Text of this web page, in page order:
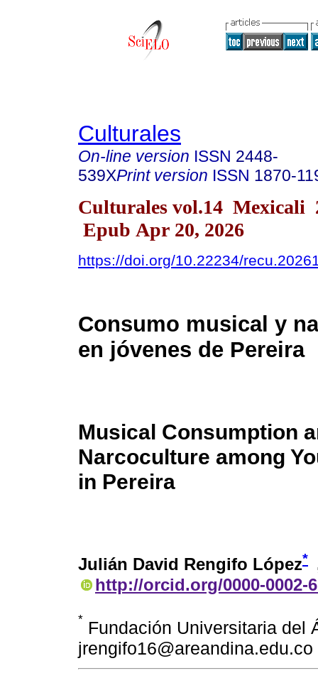
Culturales
On-line version ISSN 2448-
539XPrint version ISSN 1870-
Culturales vol.14 Mexicali
Epub Apr 20, 2026
https://doi.org/10.22234/
Consumo musical y
en jóvenes de Pereira
Musical Consumption
Narcoculture among
in Pereira
Julián David Rengifo López*
http://orcid.org/0000-0002-
* Fundación Universitaria del
jrengifo16@areandina.edu.co